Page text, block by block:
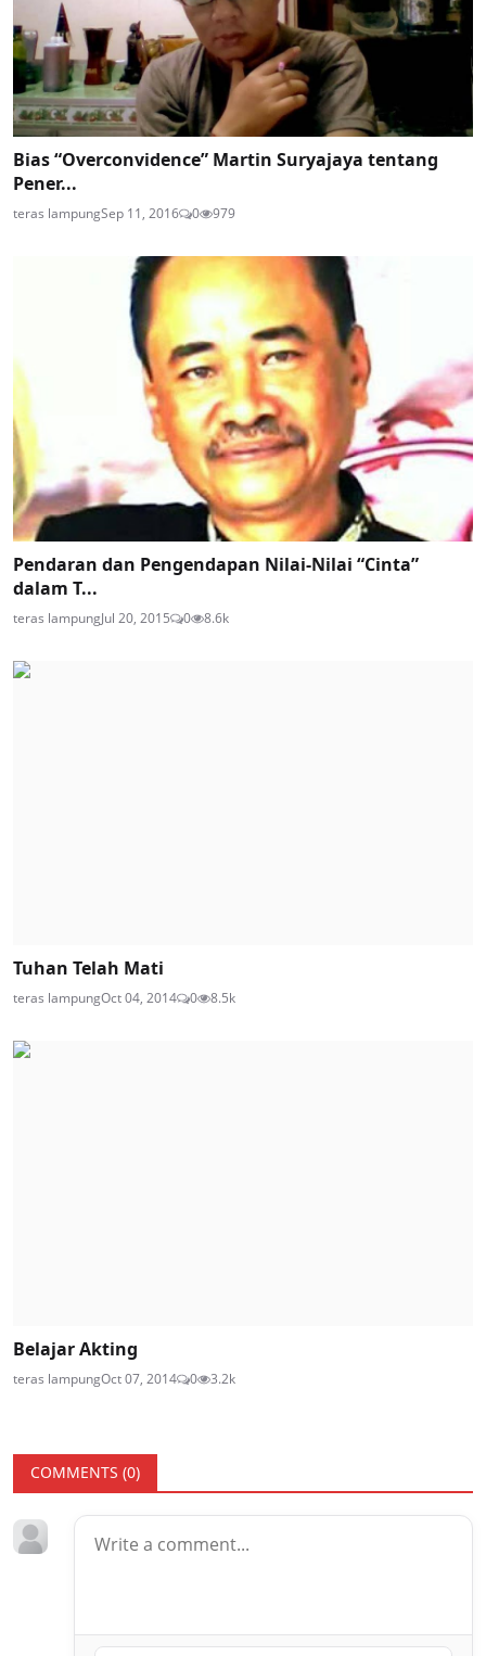
Bias “Overconvidence” Martin Suryajaya tentang
Pener...
teras lampungSep 11, 2016 0 979
Pendaran dan Pengendapan Nilai-Nilai “Cinta”
dalam T...
teras lampungJul 20, 2015 0 8.6k
Tuhan Telah Mati
teras lampungOct 04, 2014 0 8.5k
Belajar Akting
teras lampungOct 07, 2014 0 3.2k
COMMENTS (0)